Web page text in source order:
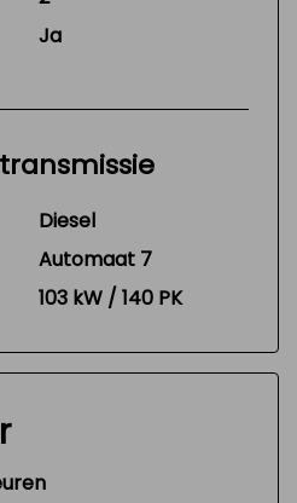
Ja
Diesel
Automaat 7
103 kW / 140 PK